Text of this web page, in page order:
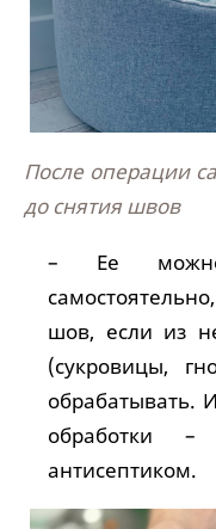
После операции
до снятия швов
– Ее
шов, если из
(сукровицы,
обрабатывать.
обработки –
антисептиком.